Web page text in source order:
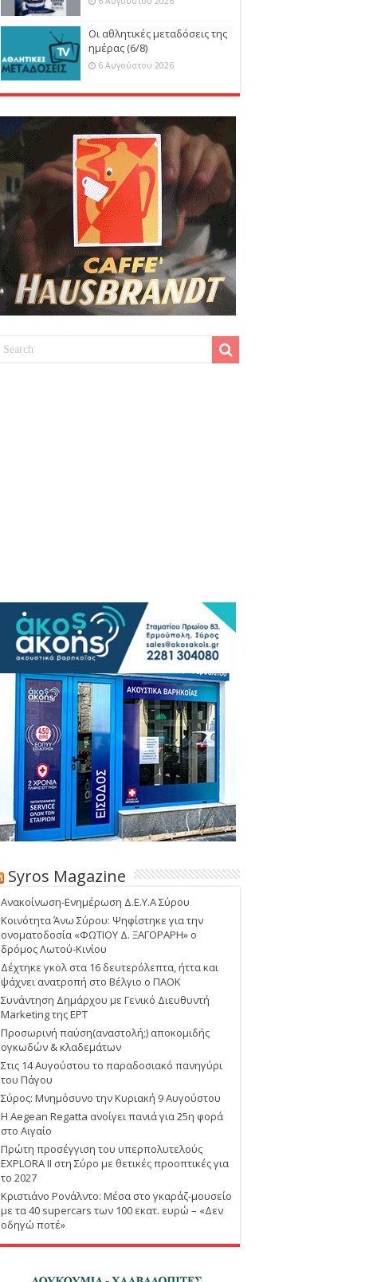
Οι αθλητικές μεταδόσεις της
ημέρας (6/8)
6 Αυγούστου 2026
Syros Magazine
Ανακοίνωση-Ενημέρωση Δ.Ε.Υ.Α Σύρου
Κοινότητα Άνω Σύρου: Ψηφίστηκε για την
ονοματοδοσία «ΦΩΤΙΟΥ Δ. ΞΑΓΟΡΑΡΗ» ο
δρόμος Λωτού-Κινίου
Δέχτηκε γκολ στα 16 δευτερόλεπτα, ήττα και
ψάχνει ανατροπή στο Βέλγιο ο ΠΑΟΚ
Συνάντηση Δημάρχου με Γενικό Διευθυντή
Marketing της ΕΡΤ
Προσωρινή παύση(αναστολή;) αποκομιδής
ογκωδών & κλαδεμάτων
Στις 14 Αυγούστου το παραδοσιακό πανηγύρι
του Πάγου
Σύρος: Μνημόσυνο την Κυριακή 9 Αυγούστου
Η Aegean Regatta ανοίγει πανιά για 25η φορά
στο Αιγαίο
Πρώτη προσέγγιση του υπερπολυτελούς
EXPLORA II στη Σύρο με θετικές προοπτικές για
το 2027
Κριστιάνο Ρονάλντο: Μέσα στο γκαράζ-μουσείο
με τα 40 supercars των 100 εκατ. ευρώ – «Δεν
οδηγώ ποτέ»